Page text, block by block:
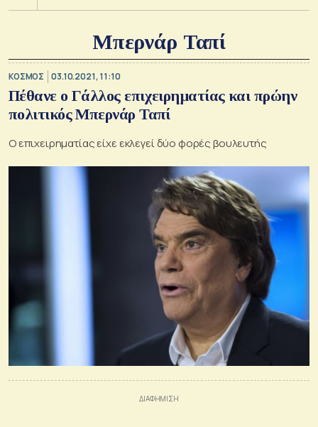
Μπερνάρ Ταπί
ΚΟΣΜΟΣ 03.10.2021, 11:10
Πέθανε ο Γάλλος επιχειρηματίας και πρώην
πολιτικός Μπερνάρ Ταπί
O επιχειρηματίας είχε εκλεγεί δύο φορές βουλευτής